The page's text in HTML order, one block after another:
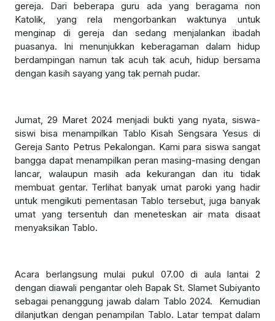
gereja. Dari beberapa guru ada yang beragama non
Katolik, yang rela mengorbankan waktunya untuk
menginap di gereja dan sedang menjalankan ibadah
puasanya. Ini menunjukkan keberagaman dalam hidup
berdampingan namun tak acuh tak acuh, hidup bersama
dengan kasih sayang yang tak pernah pudar.
Jumat, 29 Maret 2024 menjadi bukti yang nyata, siswa-
siswi bisa menampilkan Tablo Kisah Sengsara Yesus di
Gereja Santo Petrus Pekalongan. Kami para siswa sangat
bangga dapat menampilkan peran masing-masing dengan
lancar, walaupun masih ada kekurangan dan itu tidak
membuat gentar. Terlihat banyak umat paroki yang hadir
untuk mengikuti pementasan Tablo tersebut, juga banyak
umat yang tersentuh dan meneteskan air mata disaat
menyaksikan Tablo.
Acara berlangsung mulai pukul 07.00 di aula lantai 2
dengan diawali pengantar oleh Bapak St. Slamet Subiyanto
sebagai penanggung jawab dalam Tablo 2024. Kemudian
dilanjutkan dengan penampilan Tablo. Latar tempat dalam